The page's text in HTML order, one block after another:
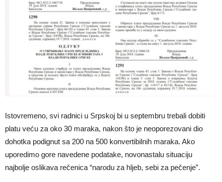
Istovremeno, svi radnici u Srpskoj bi u septembru trebali dobiti
platu veću za oko 30 maraka, nakon što je neoporezovani dio
dohotka podignut sa 200 na 500 konvertibilnih maraka. Ako
uporedimo gore navedene podatake, novonastalu situaciju
najbolje oslikava rečenica “narodu za hljeb, sebi za pečenje”.